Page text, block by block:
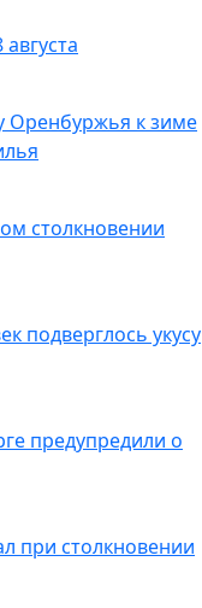
Оренбуржья к зиме
столкновении
подверглось укусу
предупредили о
при столкновении